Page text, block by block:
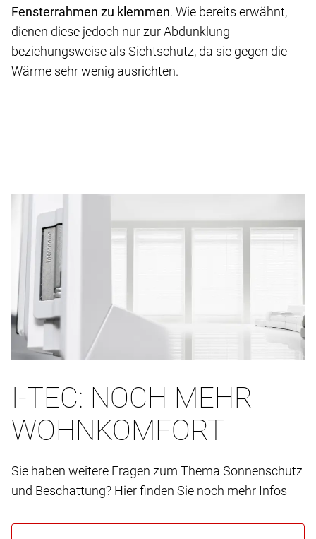
Fensterrahmen zu klemmen. Wie bereits erwähnt,
dienen diese jedoch nur zur Abdunklung
beziehungsweise als Sichtschutz, da sie gegen die
Wärme sehr wenig ausrichten.
I-TEC: NOCH MEHR
WOHNKOMFORT
Sie haben weitere Fragen zum Thema Sonnenschutz
und Beschattung? Hier finden Sie noch mehr Infos